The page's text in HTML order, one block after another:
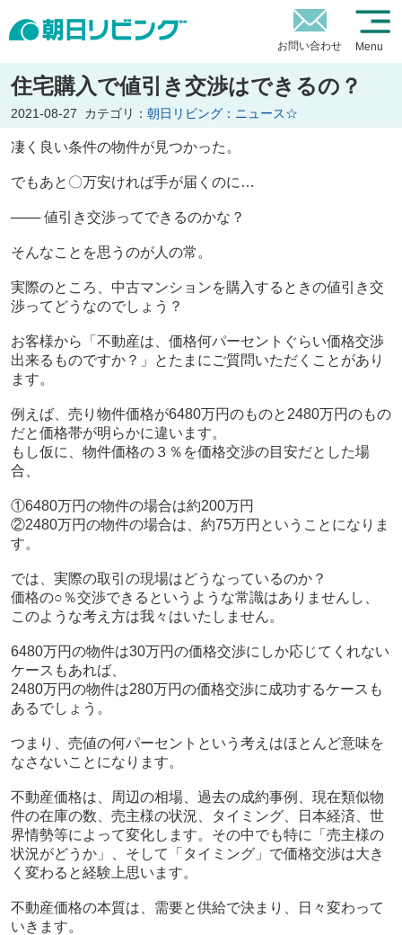
お問い合わせ Menu
住宅購入で値引き交渉はできるの？
2021-08-27 カテゴリ： 朝日リビング：ニュース☆
凄く良い条件の物件が見つかった。
でもあと〇万安ければ手が届くのに…
─── 値引き交渉ってできるのかな？
そんなことを思うのが人の常。
実際のところ、中古マンションを購入するときの値引き交
渉ってどうなのでしょう？
お客様から「不動産は、価格何パーセントぐらい価格交渉
出来るものですか？」とたまにご質問いただくことがあり
ます。
例えば、売り物件価格が6480万円のものと2480万円のもの
だと価格帯が明らかに違います。
もし仮に、物件価格の３％を価格交渉の目安だとした場
合、
①6480万円の物件の場合は約200万円
②2480万円の物件の場合は、約75万円 ということになりま
す。
では、実際の取引の現場はどうなっているのか？
価格の○％交渉できるというような常識はありませんし、
このような考え方は我々はいたしません。
6480万円の物件は30万円の価格交渉にしか応じてくれない
ケースもあれば、
2480万円の物件は280万円の価格交渉に成功するケースも
あるでしょう。
つまり、売値の何パーセントという考えはほとんど意味を
なさないことになります。
不動産価格は、周辺の相場、過去の成約事例、現在類似物
件の在庫の数、売主様の状況、タイミング、日本経済、世
界情勢等によって変化します。その中でも特に「売主様の
状況がどうか」、そして「タイミング」で価格交渉は大き
く変わると経験上思います。
不動産価格の本質は、需要と供給で決まり、日々変わって
いきます。